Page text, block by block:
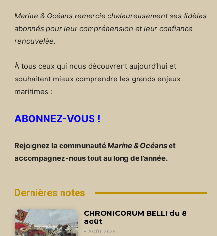
Marine & Océans remercie chaleureusement ses fidèles
abonnés pour leur compréhension et leur confiance
renouvelée.
À tous ceux qui nous découvrent aujourd’hui et
souhaitent mieux comprendre les grands enjeux
maritimes :
ABONNEZ-VOUS !
Rejoignez la communautéMarine & Océanset
accompagnez-nous tout au long de l’année.
Dernières notes
CHRONICORUM BELLI du 8
août
8 AOÛT 2026